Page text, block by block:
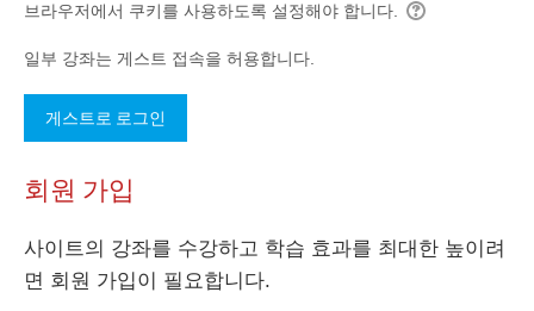
브라우저에서 쿠키를 사용하도록 설정해야 합니다.
일부 강좌는 게스트 접속을 허용합니다.
회원 가입
사이트의 강좌를 수강하고 학습 효과를 최대한 높이려
면 회원 가입이 필요합니다.